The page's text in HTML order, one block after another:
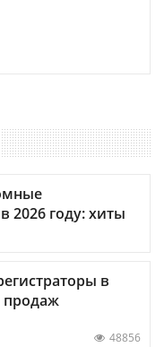
2026 году: хиты
в
продаж
48856